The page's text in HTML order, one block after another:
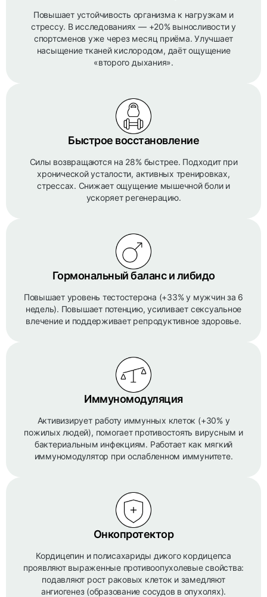
Повышает устойчивость организма к нагрузкам и
стрессу. В исследованиях — +20% выносливости у
спортсменов уже через месяц приёма. Улучшает
насыщение тканей кислородом, даёт ощущение
«второго дыхания».
Быстрое восстановление
Силы возвращаются на 28% быстрее. Подходит при
хронической усталости, активных тренировках,
стрессах. Снижает ощущение мышечной боли и
ускоряет регенерацию.
Гормональный баланс и либидо
Повышает уровень тестостерона (+33% у мужчин за 6
недель). Повышает потенцию, усиливает сексуальное
влечение и поддерживает репродуктивное здоровье.
Иммуномодуляция
Активизирует работу иммунных клеток (+30% у
пожилых людей), помогает противостоять вирусным и
бактериальным инфекциям. Работает как мягкий
иммуномодулятор при ослабленном иммунитете.
Онкопротектор
Кордицепин и полисахариды дикого кордицепса
проявляют выраженные противоопухолевые свойства:
подавляют рост раковых клеток и замедляют
ангиогенез (образование сосудов в опухолях).